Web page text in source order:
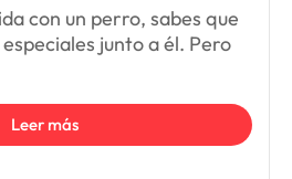
con un perro, sabes que
junto a él. Pero
Leer más